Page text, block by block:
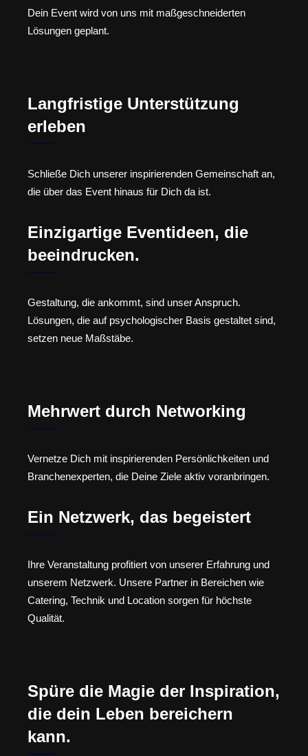
Dein Event wird von uns mit maßgeschneiderten
Lösungen geplant.
Langfristige Unterstützung
erleben
Schließe Dich unserer inspirierenden Gemeinschaft an,
die über das Event hinaus für Dich da ist.
Einzigartige Eventideen, die
beeindrucken.
Gestaltung, die ankommt, sind unser Anspruch.
Lösungen, die auf psychologischer Basis gestaltet sind,
setzen neue Maßstäbe.
Mehrwert durch Networking
Vernetze Dich mit inspirierenden Persönlichkeiten und
Branchenexperten, die Deine Ziele aktiv voranbringen.
Ein Netzwerk, das begeistert
Ihre Veranstaltung profitiert von unserer Erfahrung und
unserem Netzwerk. Unsere Partner in Bereichen wie
Catering, Technik und Location sorgen für höchste
Qualität.
Spüre die Magie der Inspiration,
die dein Leben bereichern
kann.